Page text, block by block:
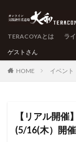
TERACOYAとは ラ
ゲスト さん
HOME イベント
【リアル開
(5/16(木）開催